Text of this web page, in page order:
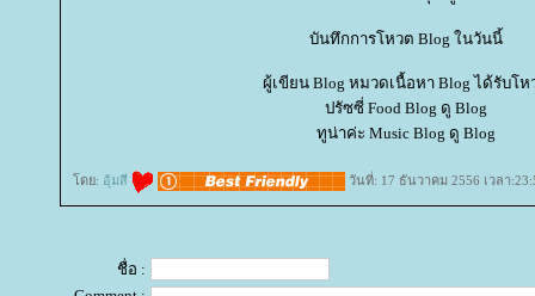
บันทึกการโหวต Blog ในวันนี้
ผู้เขียน Blog หมวดเนื้อหา Blog ได้รับโห
ปรัซซี่ Food Blog ดู Blog
ทูน่าค่ะ Music Blog ดู Blog
ดย: อุ้มสี วันที่: 17 ธันวาคม 2556 เวลา
ชื่อ :